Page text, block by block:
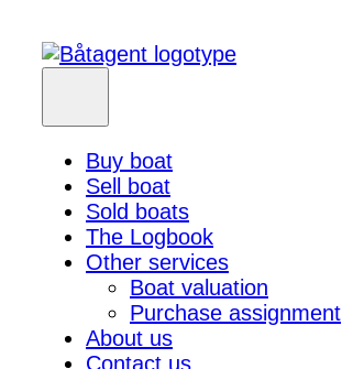
Buy boat
Sell boat
Sold boats
The Logbook
Other services
Boat valuation
Purchase assignment
About us
Contact us